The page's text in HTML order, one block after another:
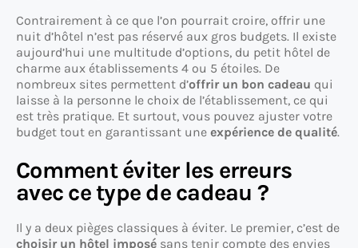
Contrairement à ce que l’on pourrait croire, offrir une
nuit d’hôtel n’est pas réservé aux gros budgets. Il existe
aujourd’hui une multitude d’options, du petit hôtel de
charme aux établissements 4 ou 5 étoiles. De
nombreux sites permettent d’offrir un bon cadeau qui
laisse à la personne le choix de l’établissement, ce qui
est très pratique. Et surtout, vous pouvez ajuster votre
budget tout en garantissant une expérience de qualité.
Comment éviter les erreurs
avec ce type de cadeau ?
Il y a deux pièges classiques à éviter. Le premier, c’est de
choisir un hôtel imposé sans tenir compte des envies